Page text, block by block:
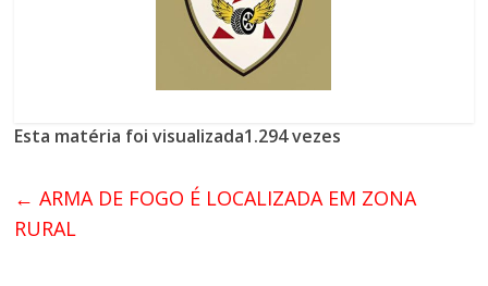
Esta matéria foi visualizada1.294 vezes
← ARMA DE FOGO É LOCALIZADA EM ZONA
RURAL